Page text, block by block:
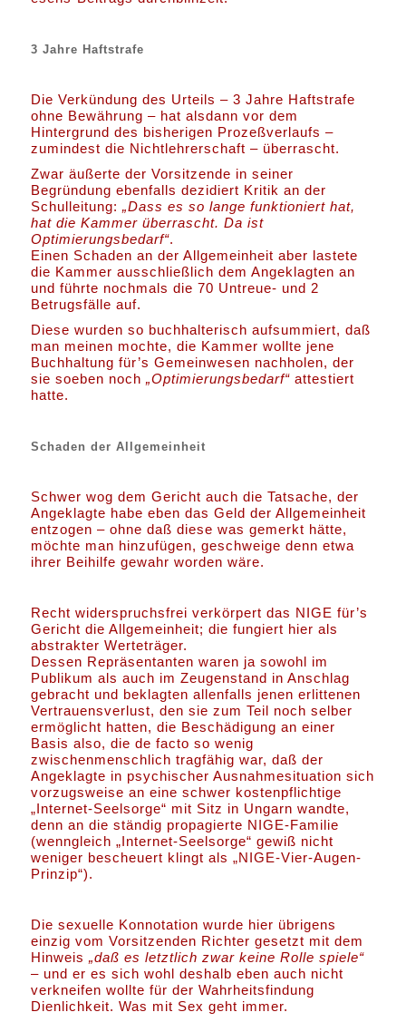
3 Jahre Haftstrafe
Die Verkündung des Urteils – 3 Jahre Haftstrafe
ohne Bewährung – hat alsdann vor dem
Hintergrund des bisherigen Prozeßverlaufs –
zumindest die Nichtlehrerschaft – überrascht.
Zwar äußerte der Vorsitzende in seiner
Begründung ebenfalls dezidiert Kritik an der
Schulleitung:„Dass es so lange funktioniert hat,
hat die Kammer überrascht. Da ist
Optimierungsbedarf“.
Einen Schaden an der Allgemeinheit aber lastete
die Kammer ausschließlich dem Angeklagten an
und führte nochmals die 70 Untreue- und 2
Betrugsfälle auf.
Diese wurden so buchhalterisch aufsummiert, daß
man meinen mochte, die Kammer wollte jene
Buchhaltung für’s Gemeinwesen nachholen, der
sie soeben noch„Optimierungsbedarf“ attestiert
hatte.
Schaden der Allgemeinheit
Schwer wog dem Gericht auch die Tatsache, der
Angeklagte habe eben das Geld der Allgemeinheit
entzogen – ohne daß diese was gemerkt hätte,
möchte man hinzufügen, geschweige denn etwa
ihrer Beihilfe gewahr worden wäre.
Recht widerspruchsfrei verkörpert das NIGE für’s
Gericht die Allgemeinheit; die fungiert hier als
abstrakter Werteträger.
Dessen Repräsentanten waren ja sowohl im
Publikum als auch im Zeugenstand in Anschlag
gebracht und beklagten allenfalls jenen erlittenen
Vertrauensverlust, den sie zum Teil noch selber
ermöglicht hatten, die Beschädigung an einer
Basis also, die de facto so wenig
zwischenmenschlich tragfähig war, daß der
Angeklagte in psychischer Ausnahmesituation sich
vorzugsweise an eine schwer kostenpflichtige
„Internet-Seelsorge“ mit Sitz in Ungarn wandte,
denn an die ständig propagierte NIGE-Familie
(wenngleich „Internet-Seelsorge“ gewiß nicht
weniger bescheuert klingt als „NIGE-Vier-Augen-
Prinzip“).
Die sexuelle Konnotation wurde hier übrigens
einzig vom Vorsitzenden Richter gesetzt mit dem
Hinweis„daß es letztlich zwar keine Rolle spiele“
– und er es sich wohl deshalb eben auch nicht
verkneifen wollte für der Wahrheitsfindung
Dienlichkeit. Was mit Sex geht immer.